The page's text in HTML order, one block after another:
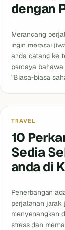
dengan
Merancang
ingin merasai
anda datang ke
percaya
"Biasa-biasa
Blog
TRAVEL
10
Sedia
anda di
Penerbangan
perjalanan jarak
menyenangkan
stress dan